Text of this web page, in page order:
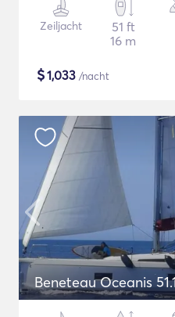
Zeiljacht
51 ft
16 m
$1,033 /nacht
Beneteau Oceanis